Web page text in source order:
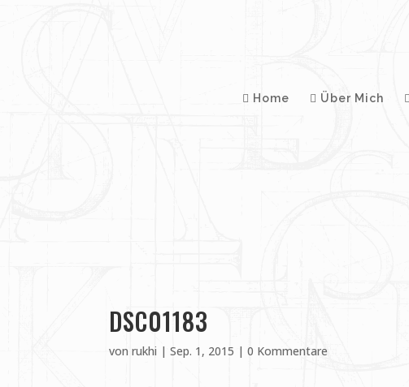
Home Über Mich
DSC01183
vonrukhi |Sep. 1, 2015 |0 Kommentare